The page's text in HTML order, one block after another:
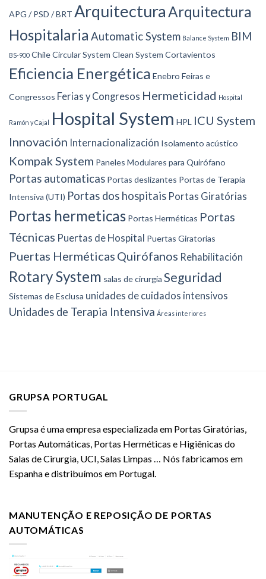
APG / PSD / BRT Arquitectura Arquitectura
Hospitalaria Automatic System Balance System BIM
BS-900 ChileCircular System Clean System Cortavientos
Eficiencia Energética Enebro Feiras e
Congressos Ferias y Congresos Hermeticidad Hospital
Ramón y Cajal Hospital System HPL ICU System
Innovación Internacionalización Isolamento acústico
Kompak System Paneles Modulares para Quirófano
Portas automaticas Portas deslizantes Portas de Terapia
Intensiva (UTI) Portas dos hospitais Portas Giratórias
Portas hermeticas Portas Herméticas Portas
Técnicas Puertas de Hospital Puertas Giratorias
Puertas Herméticas Quirófanos Rehabilitación
Rotary System salas de cirurgia Seguridad
Sistemas de Esclusa unidades de cuidados intensivos
Unidades de Terapia Intensiva Áreas interiores
GRUPSA PORTUGAL
Grupsa é uma empresa especializada em Portas Giratórias,
Portas Automáticas, Portas Herméticas e Higiênicas do
Salas de Cirurgia, UCI, Salas Limpas … Nós fabricamos em
Espanha e distribuímos em Portugal.
MANUTENÇÃO E REPOSIÇÃO DE PORTAS
AUTOMÁTICAS